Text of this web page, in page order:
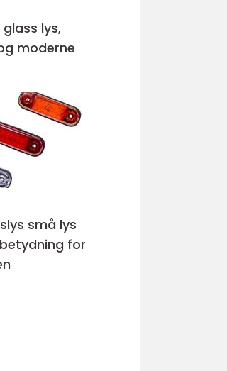
lys,
moderne
lys
for